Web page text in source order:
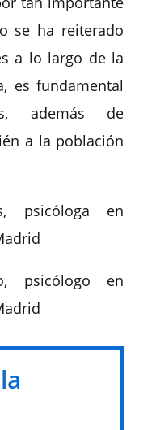
se ha reiterado
a lo largo de la
es fundamental
además de
a la población
psicóloga en
psicólogo en